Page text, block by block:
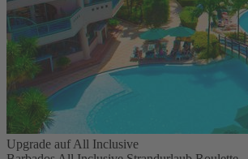
Upgrade auf All Inclusive